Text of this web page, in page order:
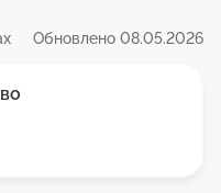
Обновлено 08.05.2026